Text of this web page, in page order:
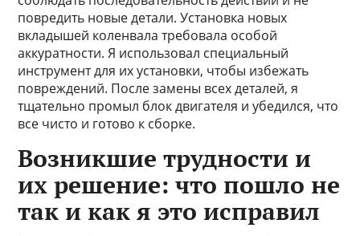
повредить новые детали. Установка новых
вкладышей коленвала требовала особой
аккуратности. Я использовал специальный
инструмент для их установки, чтобы избежать
повреждений. После замены всех деталей, я
тщательно промыл блок двигателя и убедился, что
все чисто и готово к сборке.
Возникшие трудности и
их решение: что пошло не
так и как я это исправил